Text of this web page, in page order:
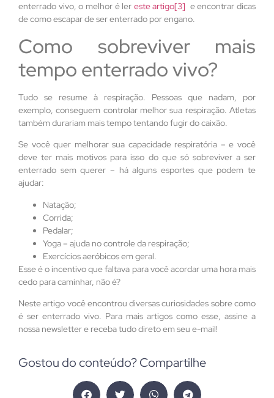
enterrado vivo, o melhor é ler este artigo[3] e encontrar dicas
de como escapar de ser enterrado por engano.
Como sobreviver mais
tempo enterrado vivo?
Tudo se resume à respiração. Pessoas que nadam, por
exemplo, conseguem controlar melhor sua respiração. Atletas
também durariam mais tempo tentando fugir do caixão.
Se você quer melhorar sua capacidade respiratória – e você
deve ter mais motivos para isso do que só sobreviver a ser
enterrado sem querer – há alguns esportes que podem te
ajudar:
Natação;
Corrida;
Pedalar;
Yoga – ajuda no controle da respiração;
Exercícios aeróbicos em geral.
Esse é o incentivo que faltava para você acordar uma hora mais
cedo para caminhar, não é?
Neste artigo você encontrou diversas curiosidades sobre como
é ser enterrado vivo. Para mais artigos como esse, assine a
nossa newsletter e receba tudo direto em seu e-mail!
Gostou do conteúdo? Compartilhe